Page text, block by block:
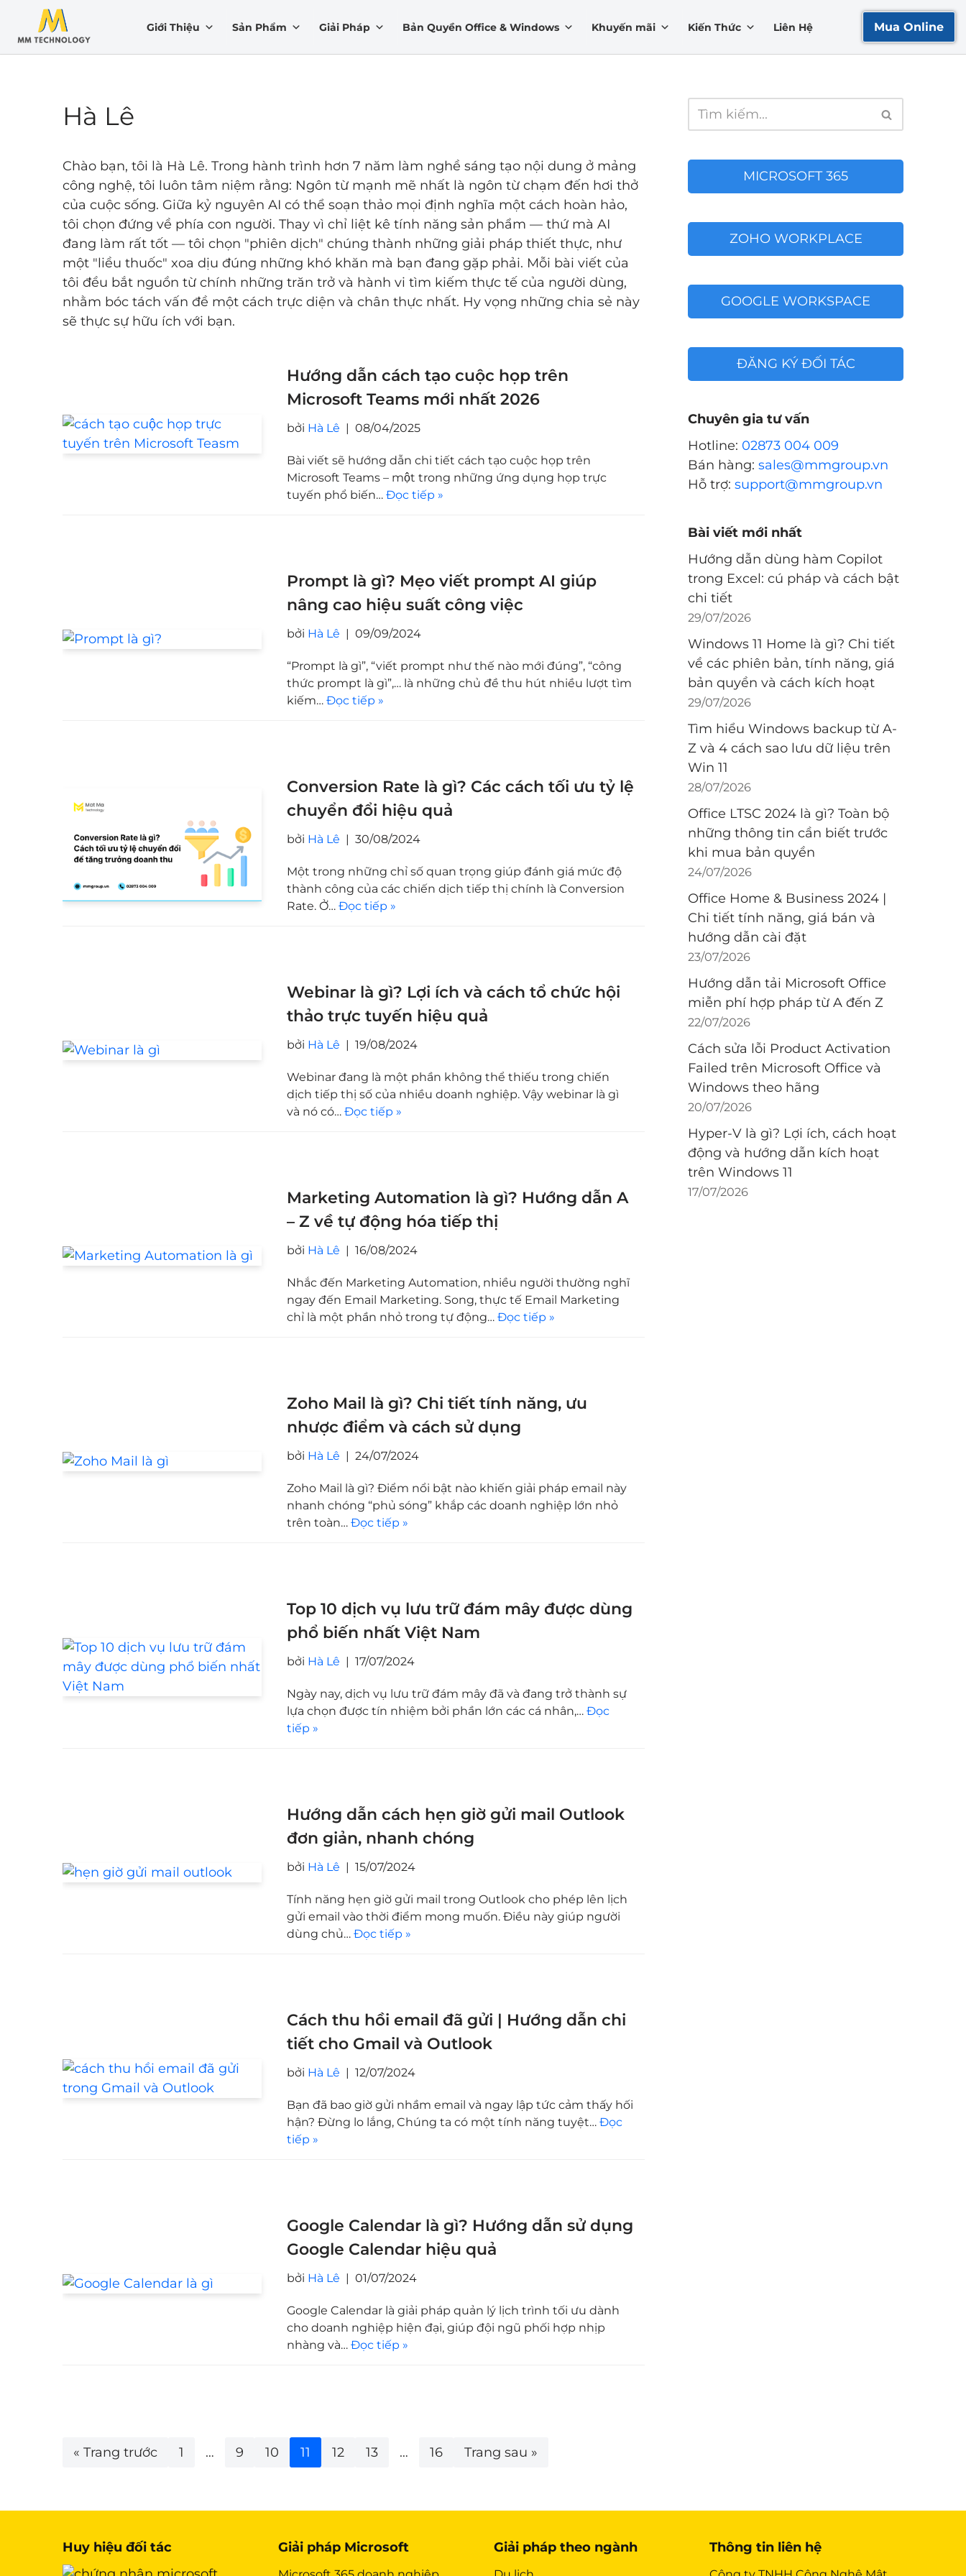
Chuyển
tới
Giới Thiệu Sản Phẩm Giải Pháp Bản Quyền Office & Windows Khuyến mãi Kiến Thức Liên Hệ Mua Online
Hà Lê
Chào bạn, tôi là Hà Lê. Trong hành trình hơn 7 năm làm nghề sáng tạo nội dung ở mảng
công nghệ, tôi luôn tâm niệm rằng: Ngôn từ mạnh mẽ nhất là ngôn từ chạm đến hơi thở
của cuộc sống. Giữa kỷ nguyên AI có thể soạn thảo mọi định nghĩa một cách hoàn hảo,
tôi chọn đứng về phía con người. Thay vì chỉ liệt kê tính năng sản phẩm — thứ mà AI
đang làm rất tốt — tôi chọn "phiên dịch" chúng thành những giải pháp thiết thực, như
một "liều thuốc" xoa dịu đúng những khó khăn mà bạn đang gặp phải. Mỗi bài viết của
tôi đều bắt nguồn từ chính những trăn trở và hành vi tìm kiếm thực tế của người dùng,
nhằm bóc tách vấn đề một cách trực diện và chân thực nhất. Hy vọng những chia sẻ này
sẽ thực sự hữu ích với bạn.
Hướng dẫn cách tạo cuộc họp trên
Microsoft Teams mới nhất 2026
bởi Hà Lê 08/04/2025
Bài viết sẽ hướng dẫn chi tiết cách tạo cuộc họp trên
Microsoft Teams – một trong những ứng dụng họp trực
tuyến phổ biến… Đọc tiếp »
Prompt là gì? Mẹo viết prompt AI giúp
nâng cao hiệu suất công việc
bởi Hà Lê 09/09/2024
“Prompt là gì”, “viết prompt như thế nào mới đúng”, “công
thức prompt là gì”,… là những chủ đề thu hút nhiều lượt tìm
kiếm… Đọc tiếp »
Conversion Rate là gì? Các cách tối ưu tỷ lệ
chuyển đổi hiệu quả
bởi Hà Lê 30/08/2024
Một trong những chỉ số quan trọng giúp đánh giá mức độ
thành công của các chiến dịch tiếp thị chính là Conversion
Rate. Ở… Đọc tiếp »
Webinar là gì? Lợi ích và cách tổ chức hội
thảo trực tuyến hiệu quả
bởi Hà Lê 19/08/2024
Webinar đang là một phần không thể thiếu trong chiến
dịch tiếp thị số của nhiều doanh nghiệp. Vậy webinar là gì
và nó có… Đọc tiếp »
Marketing Automation là gì? Hướng dẫn A
– Z về tự động hóa tiếp thị
bởi Hà Lê 16/08/2024
Nhắc đến Marketing Automation, nhiều người thường nghĩ
ngay đến Email Marketing. Song, thực tế Email Marketing
chỉ là một phần nhỏ trong tự động… Đọc tiếp »
Zoho Mail là gì? Chi tiết tính năng, ưu
nhược điểm và cách sử dụng
bởi Hà Lê 24/07/2024
Zoho Mail là gì? Điểm nổi bật nào khiến giải pháp email này
nhanh chóng “phủ sóng” khắp các doanh nghiệp lớn nhỏ
trên toàn… Đọc tiếp »
Top 10 dịch vụ lưu trữ đám mây được dùng
phổ biến nhất Việt Nam
bởi Hà Lê 17/07/2024
Ngày nay, dịch vụ lưu trữ đám mây đã và đang trở thành sự
lựa chọn được tín nhiệm bởi phần lớn các cá nhân,… Đọc
tiếp »
Hướng dẫn cách hẹn giờ gửi mail Outlook
đơn giản, nhanh chóng
bởi Hà Lê 15/07/2024
Tính năng hẹn giờ gửi mail trong Outlook cho phép lên lịch
gửi email vào thời điểm mong muốn. Điều này giúp người
dùng chủ… Đọc tiếp »
Cách thu hồi email đã gửi | Hướng dẫn chi
tiết cho Gmail và Outlook
bởi Hà Lê 12/07/2024
Bạn đã bao giờ gửi nhầm email và ngay lập tức cảm thấy hối
hận? Đừng lo lắng, Chúng ta có một tính năng tuyệt… Đọc
tiếp »
Google Calendar là gì? Hướng dẫn sử dụng
Google Calendar hiệu quả
bởi Hà Lê 01/07/2024
Google Calendar là giải pháp quản lý lịch trình tối ưu dành
cho doanh nghiệp hiện đại, giúp đội ngũ phối hợp nhịp
nhàng và… Đọc tiếp »
« Trang trước 1 … 9 10 11 12 13 … 16 Trang sau »
MICROSOFT 365
ZOHO WORKPLACE
GOOGLE WORKSPACE
ĐĂNG KÝ ĐỐI TÁC
Chuyên gia tư vấn
Hotline: 02873 004 009
Bán hàng: sales@mmgroup.vn
Hỗ trợ: support@mmgroup.vn
Bài viết mới nhất
Hướng dẫn dùng hàm Copilot
trong Excel: cú pháp và cách bật
chi tiết
29/07/2026
Windows 11 Home là gì? Chi tiết
về các phiên bản, tính năng, giá
bản quyền và cách kích hoạt
29/07/2026
Tìm hiểu Windows backup từ A-
Z và 4 cách sao lưu dữ liệu trên
Win 11
28/07/2026
Office LTSC 2024 là gì? Toàn bộ
những thông tin cần biết trước
khi mua bản quyền
24/07/2026
Office Home & Business 2024 |
Chi tiết tính năng, giá bán và
hướng dẫn cài đặt
23/07/2026
Hướng dẫn tải Microsoft Office
miễn phí hợp pháp từ A đến Z
22/07/2026
Cách sửa lỗi Product Activation
Failed trên Microsoft Office và
Windows theo hãng
20/07/2026
Hyper-V là gì? Lợi ích, cách hoạt
động và hướng dẫn kích hoạt
trên Windows 11
17/07/2026
Huy hiệu đối tác Giải pháp Microsoft Giải pháp theo ngành Thông tin liên hệ